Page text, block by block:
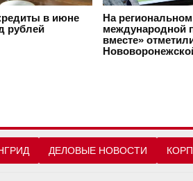
в июне
рублей
На региональном
международной
вместе»
ДЕЛОВЫЕ НОВОСТИ